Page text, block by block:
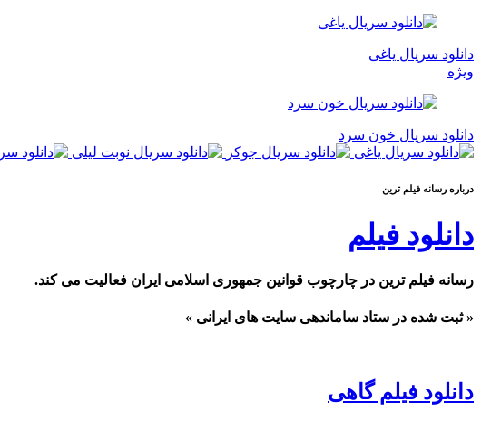
دانلود سریال یاغی
ویژه
دانلود سریال خون سرد
درباره رسانه فيلم ترين
دانلود فیلم
رسانه فیلم ترین در چارچوب قوانین جمهوری اسلامی ایران فعالیت می کند.
« ثبت شده در ستاد ساماندهی سایت های ایرانی »
دانلود فیلم گاهی